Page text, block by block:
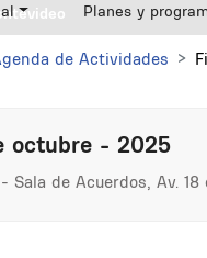
Planes y
de Actividades
octubre - 2025
Sala de Acuerdos, Av.